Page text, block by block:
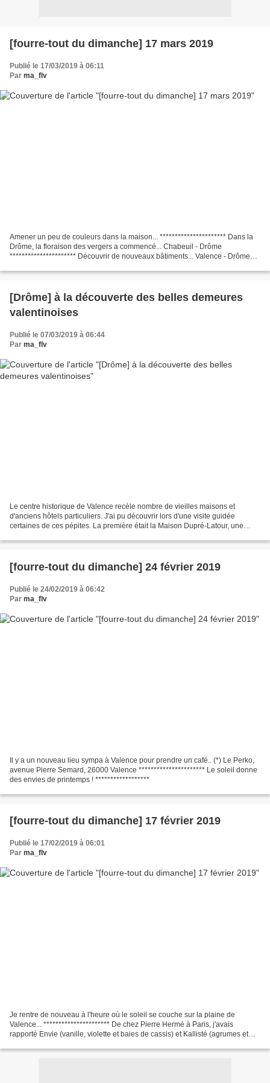
[fourre-tout du dimanche] 17 mars 2019
Publié le 17/03/2019 à 06:11
Par ma_flv
Amener un peu de couleurs dans la maison... ********************** Dans la
Drôme, la floraison des vergers a commencé... Chabeuil - Drôme
********************** Découvrir de nouveaux bâtiments... Valence - Drôme
[Drôme] à la découverte des belles demeures
valentinoises
Publié le 07/03/2019 à 06:44
Par ma_flv
Le centre historique de Valence recèle nombre de vieilles maisons et
d'anciens hôtels particuliers. J'ai pu découvrir lors d'une visite guidée
certaines de ces pépites. La première était la Maison Dupré-Latour, une
[fourre-tout du dimanche] 24 février 2019
Publié le 24/02/2019 à 06:42
Par ma_flv
Il y a un nouveau lieu sympa à Valence pour prendre un café.. (*) Le Perko,
avenue Pierre Semard, 26000 Valence ********************** Le soleil donne
des envies de printemps ! ******************
[fourre-tout du dimanche] 17 février 2019
Publié le 17/02/2019 à 06:01
Par ma_flv
Je rentre de nouveau à l'heure où le soleil se couche sur la plaine de
Valence... ********************** De chez Pierre Hermé à Paris, j'avais
rapporté Envie (vanille, violette et baies de cassis) et Kallisté (agrumes et